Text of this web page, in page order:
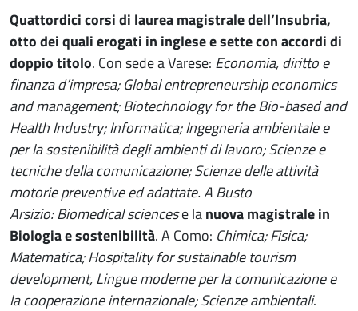
Quattordici corsi di laurea magistrale dell’Insubria,
otto dei quali erogati in inglese e sette con accordi di
doppio titolo. Con sede a Varese: Economia, diritto e
finanza d’impresa; Global entrepreneurship economics
and management; Biotechnology for the Bio-based and
Health Industry; Informatica; Ingegneria ambientale e
per la sostenibilità degli ambienti di lavoro; Scienze e
tecniche della comunicazione; Scienze delle attività
motorie preventive ed adattate. A Busto
Arsizio: Biomedical sciencese lanuova magistrale in
Biologia e sostenibilità. A Como: Chimica; Fisica;
Matematica; Hospitality for sustainable tourism
development, Lingue moderne per la comunicazione e
la cooperazione internazionale; Scienze ambientali.